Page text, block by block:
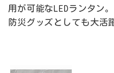
用が可能なLEDランタン
防災グッズとしても大活